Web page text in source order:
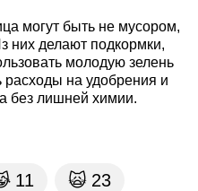
могут быть не мусором,
них делают подкормки,
молодую зелень
расходы на удобрения и
без лишней химии.
11 🙀 23